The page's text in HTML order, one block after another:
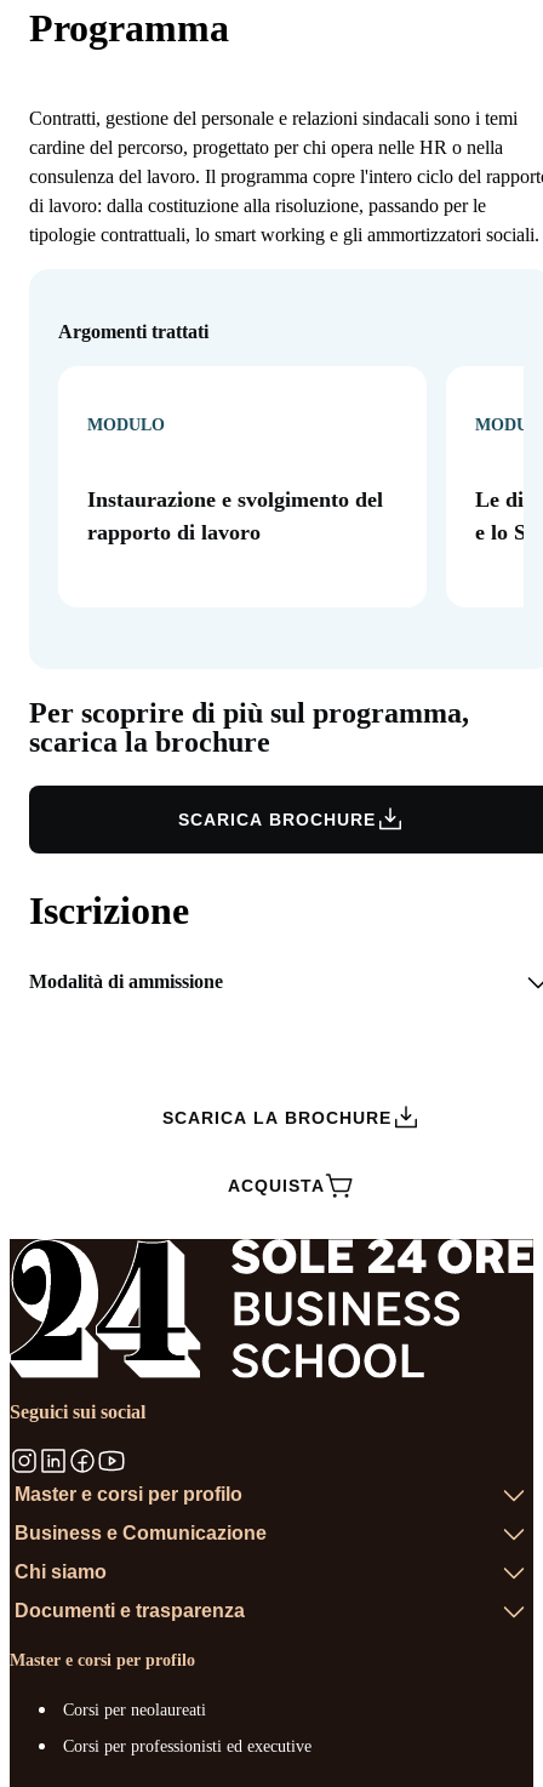
Programma
Contratti, gestione del personale e relazioni sindacali sono i temi
cardine del percorso, progettato per chi opera nelle HR o nella
consulenza del lavoro. Il programma copre l'intero ciclo del
di lavoro: dalla costituzione alla risoluzione, passando per le
tipologie contrattuali, lo smart working e gli ammortizzatori sociali.
Argomenti trattati
MODULO
Instaurazione e svolgimento del
rapporto di lavoro
Le
e lo
Per scoprire di più sul programma,
scarica la brochure
SCARICA BROCHURE
Iscrizione
Modalità di ammissione
SCARICA LA BROCHURE
ACQUISTA
Seguici sui social
Master e corsi per profilo
Business e Comunicazione
Chi siamo
Documenti e trasparenza
Master e corsi per profilo
Corsi per neolaureati
Corsi per professionisti ed executive